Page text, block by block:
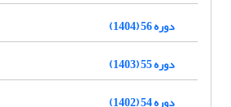
دوره 56 (1404)
دوره 55 (1403)
دوره 54 (1402)